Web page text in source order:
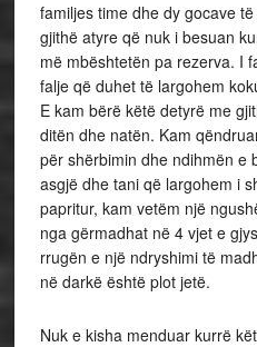
familjes time dhe dy gocave
gjithë atyre që nuk i besuan
më mbështetën pa rezerva. I
falje që duhet të largohem
E kam bërë këtë detyrë me
ditën dhe natën. Kam
për shërbimin dhe ndihmën e
asgjë dhe tani që largohem i
papritur, kam vetëm një
nga gërmadhat në 4 vjet e
rrugën e një ndryshimi të
në darkë është plot jetë.
Nuk e kisha menduar kurrë